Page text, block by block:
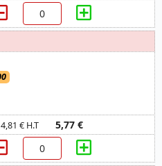
4,81 € H.T 5,77 €